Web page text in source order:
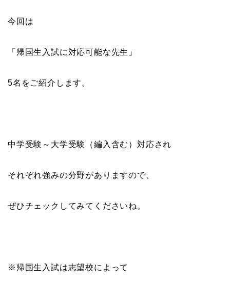
今回は
「帰国生入試に対応可能な先生」
5名をご紹介します。
中学受験～大学受験（編入含む）対応され
それぞれ強みの分野がありますので、
ぜひチェックしてみてくださいね。
※帰国生入試は志望校によって